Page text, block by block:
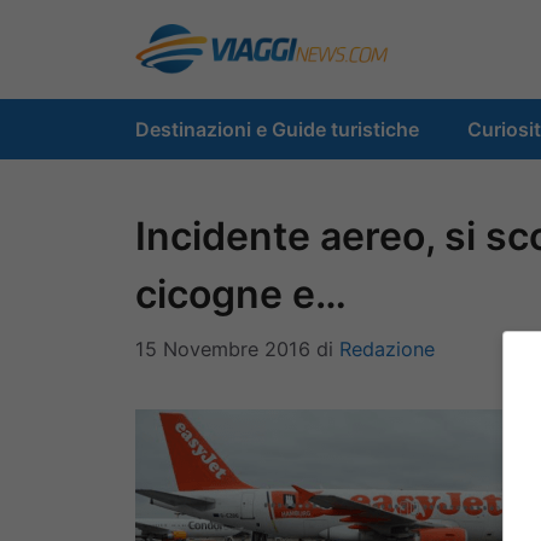
contenuto
Destinazioni e Guide turistiche
Incidente aereo, si
cicogne e…
15 Novembre 2016 di Redazione